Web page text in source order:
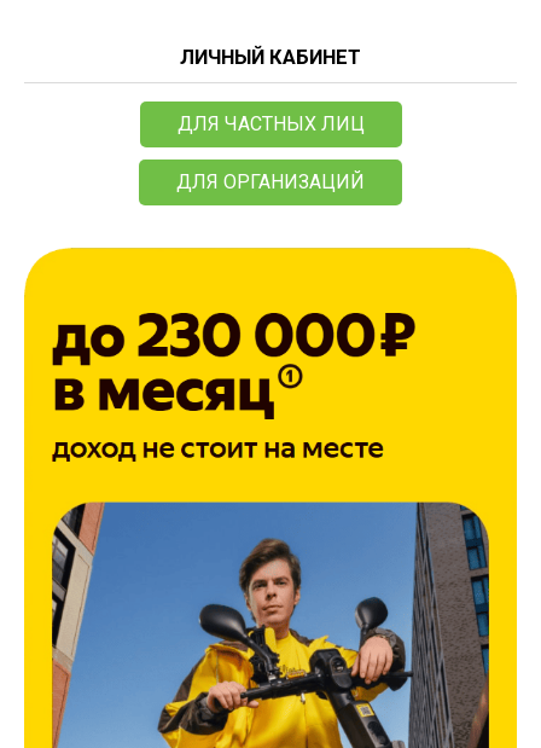
ЛИЧНЫЙ КАБИНЕТ
ДЛЯ ЧАСТНЫХ ЛИЦ
ДЛЯ ОРГАНИЗАЦИЙ